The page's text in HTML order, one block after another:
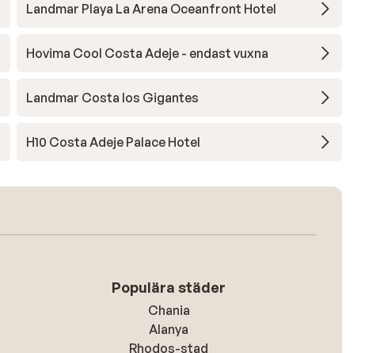
Landmar Playa La Arena Oceanfront Hotel
Hovima Cool Costa Adeje - endast vuxna
Landmar Costa los Gigantes
H10 Costa Adeje Palace Hotel
Populära städer
Chania
Alanya
Rhodos-stad